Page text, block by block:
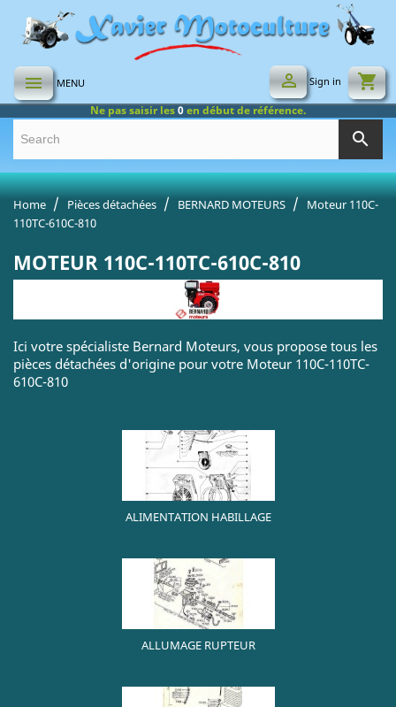
 MENU shopping_cart
 Sign in
search
Ne pas saisir les0en début de référence.
Home Pièces détachées BERNARD MOTEURS
Moteur 110C-
110TC-610C-810
MOTEUR 110C-110TC-610C-810
Ici votre spécialiste Bernard Moteurs, vous propose tous les
pièces détachées d'origine pour votre Moteur 110C-110TC-
610C-810
ALIMENTATION HABILLAGE
ALLUMAGE RUPTEUR